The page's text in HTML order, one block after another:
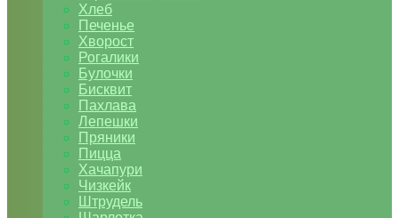
Хлеб
Печенье
Хворост
Рогалики
Булочки
Бисквит
Пахлава
Лепешки
Пряники
Пицца
Хачапури
Чизкейк
Штрудель